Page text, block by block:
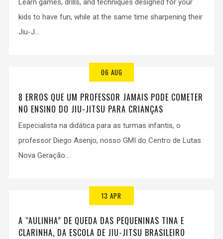
Learn games, drills, and techniques designed for your
kids to have fun, while at the same time sharpening their
Jiu-J...
06 AUG
8 ERROS QUE UM PROFESSOR JAMAIS PODE COMETER
NO ENSINO DO JIU-JITSU PARA CRIANÇAS
Especialista na didática para as turmas infantis, o
professor Diego Asenjo, nosso GMI do Centro de Lutas
Nova Geração...
13 APR
A “AULINHA” DE QUEDA DAS PEQUENINAS TINA E
CLARINHA, DA ESCOLA DE JIU-JITSU BRASILEIRO